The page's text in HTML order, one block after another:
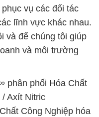
vụ các đối tác
lĩnh vực khác nhau.
và để chúng tôi giúp
và môi trường
phân phối Hóa Chất
/ Axít Nitric
Công Nghiệp hóa